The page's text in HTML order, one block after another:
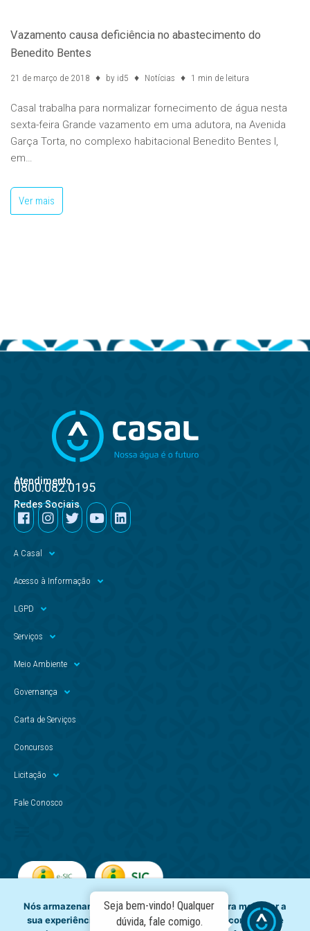
Vazamento causa deficiência no abastecimento do
Benedito Bentes
21 de março de 2018 by id5 Notícias 1 min de leitura
Casal trabalha para normalizar fornecimento de água nesta
sexta-feira Grande vazamento em uma adutora, na Avenida
Garça Torta, no complexo habitacional Benedito Bentes I,
em…
Ver mais
Atendimento
0800.082.0195
Redes Sociais
A Casal
Acesso à Informação
LGPD
Serviços
Meio Ambiente
Governança
Carta de Serviços
Concursos
Licitação
Fale Conosco
Nós armazenamos dados temporariamente para melhorar a
sua experiência de navegação e recomendar conteúdo de
Seja bem-vindo! Qualquer
dúvida, fale comigo.